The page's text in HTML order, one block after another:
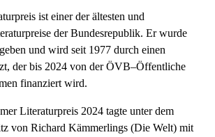
ist einer der ältesten und
der Bundesrepublik. Er wurde
und wird seit 1977 durch einen
der bis 2024 von der ÖVB–Öffentliche
finanziert wird.
Literaturpreis 2024 tagte unter dem
von Richard Kämmerlings (Die Welt) mit